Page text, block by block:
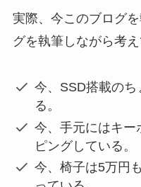
実際、今このブログ
グを執筆しながら考え
今、SSD搭載の
る。
今、手元にはキー
ピングしている。
今、椅子は5万円